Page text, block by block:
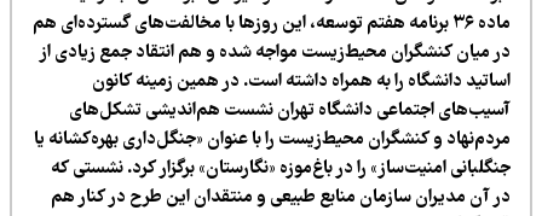
ماده ۳۶ برنامه هفتم توسعه، این روزها با مخالفت‌های گسترده‌ای هم
میان کنشگران محیط‌زیست مواجه شده و هم انتقاد جمع زیادی از
دانشگاه را به همراه داشته است. در همین زمینه کانون
اجتماعی دانشگاه تهران نشست هم‌اندیشی تشکل‌های
و کنشگران محیط‌زیست را با عنوان «جنگل‌داری بهره‌کشانه یا
امنیت‌ساز» را در باغ‌موزه «نگارستان» برگزار کرد. نشستی که
آن مدیران سازمان منابع طبیعی و منتقدان این طرح در کنار هم